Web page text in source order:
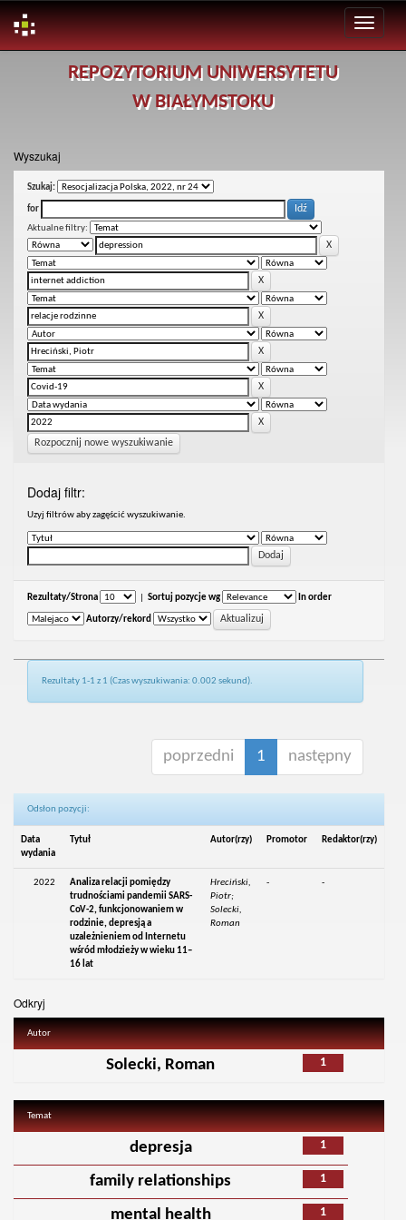
REPOZYTORIUM UNIWERSYTETU
W BIAŁYMSTOKU
Wyszukaj
Szukaj:
for
Aktualne filtry:
Rozpocznij nowe wyszukiwanie
Dodaj filtr:
Uzyj filtrów aby zagęścić wyszukiwanie.
Rezultaty/Strona Sortuj pozycje wg In order
Autorzy/rekord
Rezultaty 1-1 z 1 (Czas wyszukiwania: 0.002 sekund).
poprzedni 1 następny
Odsłon pozycji:
Data
wydania
Tytuł Autor(rzy) Promotor Redaktor(rzy)
2022
Analiza relacji pomiędzy
trudnościami pandemii SARS-
CoV-2, funkcjonowaniem w
rodzinie, depresją a
uzależnieniem od Internetu
wśród młodzieży w wieku 11–
16 lat
Hreciński,
Piotr;
Solecki,
Roman
- -
Odkryj
Autor
1
Solecki, Roman
Temat
1
depresja
1
family relationships
1
mental health